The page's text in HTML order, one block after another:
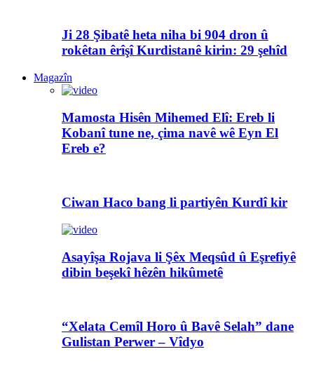
Ji 28 Şibatê heta niha bi 904 dron û
rokêtan êrîşî Kurdistanê kirin: 29 şehîd
Magazîn
Mamosta Hisên Mihemed Elî: Ereb li
Kobanî tune ne, çima navê wê Eyn El
Ereb e?
Ciwan Haco bang li partiyên Kurdî kir
Asayîşa Rojava li Şêx Meqsûd û Eşrefiyê
dibin beşekî hêzên hikûmetê
“Xelata Cemîl Horo û Bavê Selah” dane
Gulistan Perwer – Vîdyo